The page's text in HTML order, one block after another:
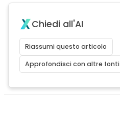
Chiedi all'AI
Riassumi questo articolo
Approfondisci con altre fonti